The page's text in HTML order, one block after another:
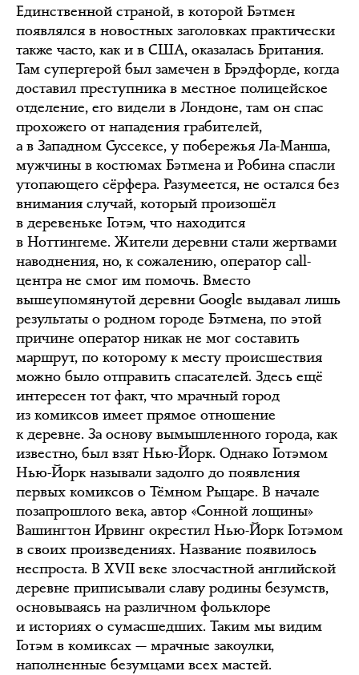
Единственной страной, в которой Бэтмен
появлялся в новостных заголовках практически
также часто, как и в США, оказалась Британия.
Там супергерой был замечен в Брэдфорде, когда
доставил преступника в местное полицейское
отделение, его видели в Лондоне, там он спас
прохожего от нападения грабителей,
а в Западном Суссексе, у побережья Ла-Манша,
мужчины в костюмах Бэтмена и Робина спасли
утопающего сёрфера. Разумеется, не остался без
внимания случай, который произошёл
в деревеньке Готэм, что находится
в Ноттингеме. Жители деревни стали жертвами
наводнения, но, к сожалению, оператор call-
центра не смог им помочь. Вместо
вышеупомянутой деревни Google выдавал лишь
результаты о родном городе Бэтмена, по этой
причине оператор никак не мог составить
маршрут, по которому к месту происшествия
можно было отправить спасателей. Здесь ещё
интересен тот факт, что мрачный город
из комиксов имеет прямое отношение
к деревне. За основу вымышленного города, как
известно, был взят Нью-Йорк. Однако Готэмом
Нью-Йорк называли задолго до появления
первых комиксов о Тёмном Рыцаре. В начале
позапрошлого века, автор «Сонной лощины»
Вашингтон Ирвинг окрестил Нью-Йорк Готэмом
в своих произведениях. Название появилось
неспроста. В XVII веке злосчастной английской
деревне приписывали славу родины безумств,
основываясь на различном фольклоре
и историях о сумасшедших. Таким мы видим
Готэм в комиксах — мрачные закоулки,
наполненные безумцами всех мастей.